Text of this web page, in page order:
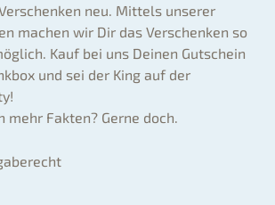
neu. Mittels unserer
machen wir Dir das Verschenken so
Kauf bei uns Deinen Gutschein
und sei der King auf der
Fakten? Gerne doch.